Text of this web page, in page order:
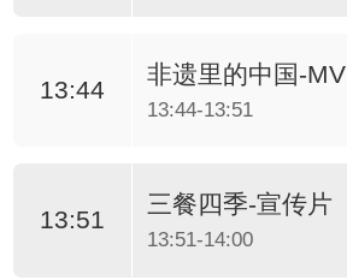
13:44
非遗里的中国-MV
13:44-13:51
13:51
三餐四季-宣传片
13:51-14:00